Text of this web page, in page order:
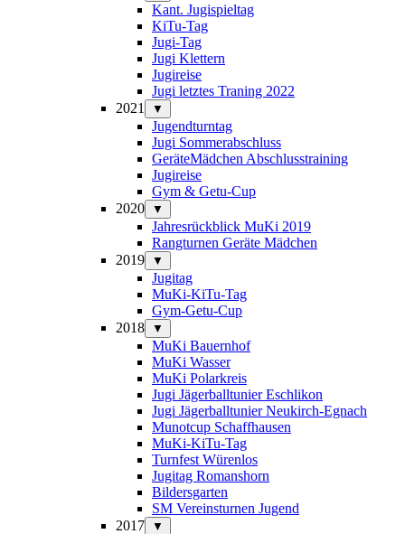
Kant. Jugispieltag
KiTu-Tag
Jugi-Tag
Jugi Klettern
Jugireise
Jugi letztes Traning 2022
2021
▼
Jugendturntag
Jugi Sommerabschluss
GeräteMädchen Abschlusstraining
Jugireise
Gym & Getu-Cup
2020
▼
Jahresrückblick MuKi 2019
Rangturnen Geräte Mädchen
2019
▼
Jugitag
MuKi-KiTu-Tag
Gym-Getu-Cup
2018
▼
MuKi Bauernhof
MuKi Wasser
MuKi Polarkreis
Jugi Jägerballtunier Eschlikon
Jugi Jägerballtunier Neukirch-Egnach
Munotcup Schaffhausen
MuKi-KiTu-Tag
Turnfest Würenlos
Jugitag Romanshorn
Bildersgarten
SM Vereinsturnen Jugend
2017
▼